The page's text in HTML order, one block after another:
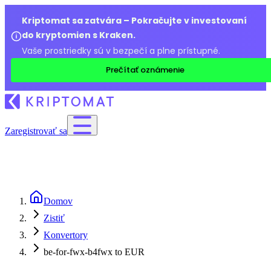
Kriptomat sa zatvára – Pokračujte v investovaní
do kryptomien s Kraken.
Vaše prostriedky sú v bezpečí a plne prístupné.
Prečítať oznámenie
Zaregistrovať sa
Domov
Zistiť
Konvertory
be-for-fwx-b4fwx to EUR